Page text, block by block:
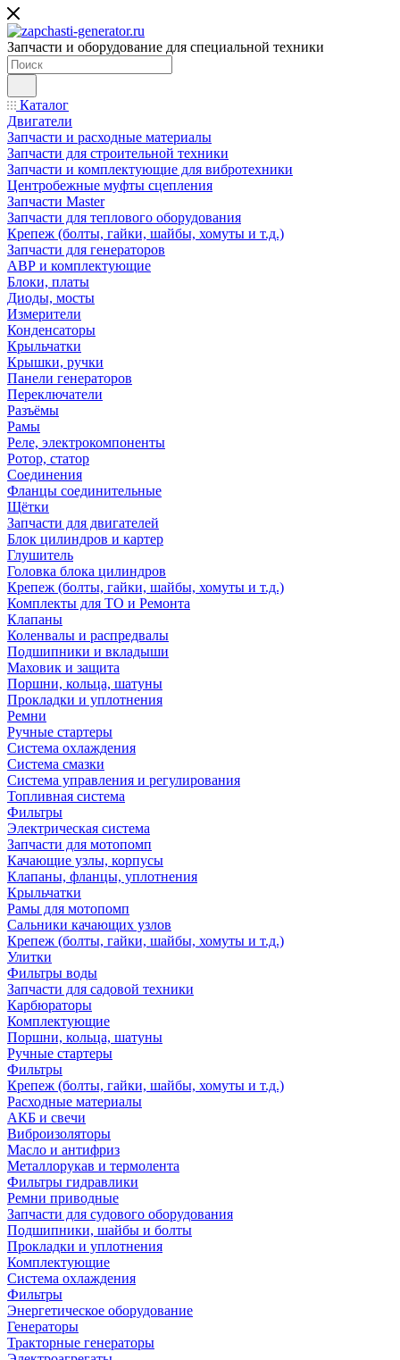
Запчасти и оборудование для специальной техники
Каталог
Двигатели
Запчасти и расходные материалы
Запчасти для строительной техники
Запчасти и комплектующие для вибротехники
Центробежные муфты сцепления
Запчасти Master
Запчасти для теплового оборудования
Крепеж (болты, гайки, шайбы, хомуты и т.д.)
Запчасти для генераторов
АВР и комплектующие
Блоки, платы
Диоды, мосты
Измерители
Конденсаторы
Крыльчатки
Крышки, ручки
Панели генераторов
Переключатели
Разъёмы
Рамы
Реле, электрокомпоненты
Ротор, статор
Соединения
Фланцы соединительные
Щётки
Запчасти для двигателей
Блок цилиндров и картер
Глушитель
Головка блока цилиндров
Крепеж (болты, гайки, шайбы, хомуты и т.д.)
Комплекты для ТО и Ремонта
Клапаны
Коленвалы и распредвалы
Подшипники и вкладыши
Маховик и защита
Поршни, кольца, шатуны
Прокладки и уплотнения
Ремни
Ручные стартеры
Система охлаждения
Система смазки
Система управления и регулирования
Топливная система
Фильтры
Электрическая система
Запчасти для мотопомп
Качающие узлы, корпусы
Клапаны, фланцы, уплотнения
Крыльчатки
Рамы для мотопомп
Сальники качающих узлов
Крепеж (болты, гайки, шайбы, хомуты и т.д.)
Улитки
Фильтры воды
Запчасти для садовой техники
Карбюраторы
Комплектующие
Поршни, кольца, шатуны
Ручные стартеры
Фильтры
Крепеж (болты, гайки, шайбы, хомуты и т.д.)
Расходные материалы
АКБ и свечи
Виброизоляторы
Масло и антифриз
Металлорукав и термолента
Фильтры гидравлики
Ремни приводные
Запчасти для судового оборудования
Подшипники, шайбы и болты
Прокладки и уплотнения
Комплектующие
Система охлаждения
Фильтры
Энергетическое оборудование
Генераторы
Тракторные генераторы